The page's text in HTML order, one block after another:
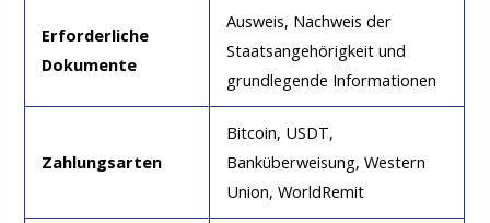
Erforderliche
Dokumente
Ausweis, Nachweis der
Staatsangehörigkeit und
grundlegende Informationen
Zahlungsarten
Bitcoin, USDT,
Banküberweisung, Western
Union, WorldRemit